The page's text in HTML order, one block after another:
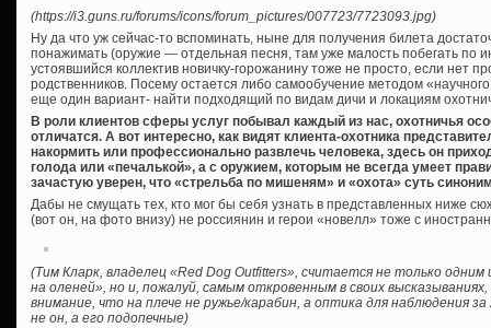
(https://i3.guns.ru/forums/icons/forum_pictures/007723/7723093.jpg)
Ну да что уж сейчас-то вспоминать, ныне для получения билета
понажимать (оружие — отдельная песня, там уже малость побегать по
устоявшийся коллектив новичку-горожанину тоже не просто, если нет
родственников. Посему остается либо самообучение методом «научного
еще один вариант- найти подходящий по видам дичи и локациям
В роли клиентов сферы услуг побывал каждый из нас, охотничья
отличатся. А вот интересно, как видят клиента-охотника
накормить или профессионально развлечь человека, здесь он
голода или «печалькой», а с оружием, которым не всегда умеет
зачастую уверен, что «стрельба по мишеням» и «охота» суть
Дабы не смущать тех, кто мог бы себя узнать в представленных ниже
(вот он, на фото внизу) не россиянин и герои «новелл» тоже с
(Тим Кларк, владелец «Red Dog Outfitters», считается не только
на оленей», но и, пожалуй, самым откровенным в своих
внимание, что на плече не ружье/карабин, а оптика для наблюдения
не он, а его подопечные)